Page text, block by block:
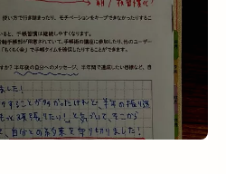
スリーページ
ークリー
のトリセツ
目標・振り返り